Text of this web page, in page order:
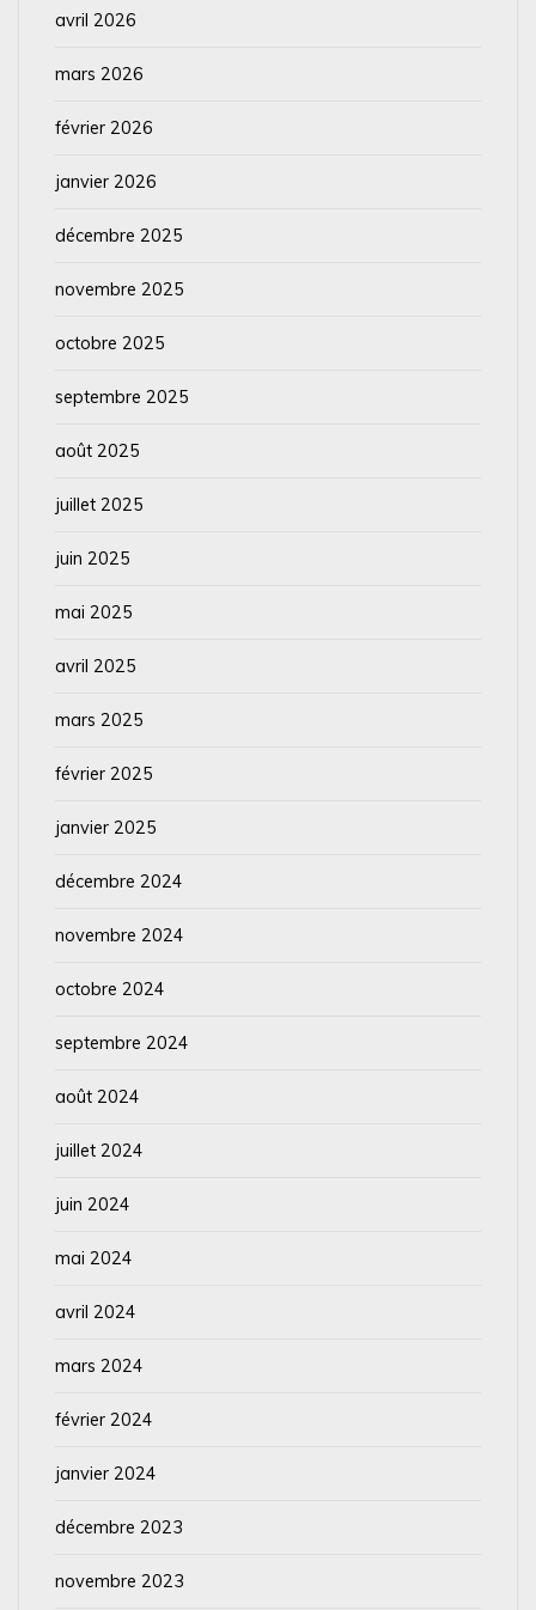
avril 2026
mars 2026
février 2026
janvier 2026
décembre 2025
novembre 2025
octobre 2025
septembre 2025
août 2025
juillet 2025
juin 2025
mai 2025
avril 2025
mars 2025
février 2025
janvier 2025
décembre 2024
novembre 2024
octobre 2024
septembre 2024
août 2024
juillet 2024
juin 2024
mai 2024
avril 2024
mars 2024
février 2024
janvier 2024
décembre 2023
novembre 2023